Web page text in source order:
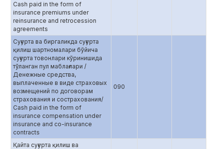
Cash paid in the form of
insurance premiums under
reinsurance and retrocession
agreements
Суғурта ва биргаликда суғурта
қилиш шартномалари бўйича
суғурта товонлари кўринишида
тўланган пул маблағлари /
Денежные средства,
выплаченные в виде страховых
возмещений по договорам
страхования и сострахования/
Cash paid in the form of
insurance compensation under
insurance and co-insurance
contracts
090
Қайта суғурта қилиш ва